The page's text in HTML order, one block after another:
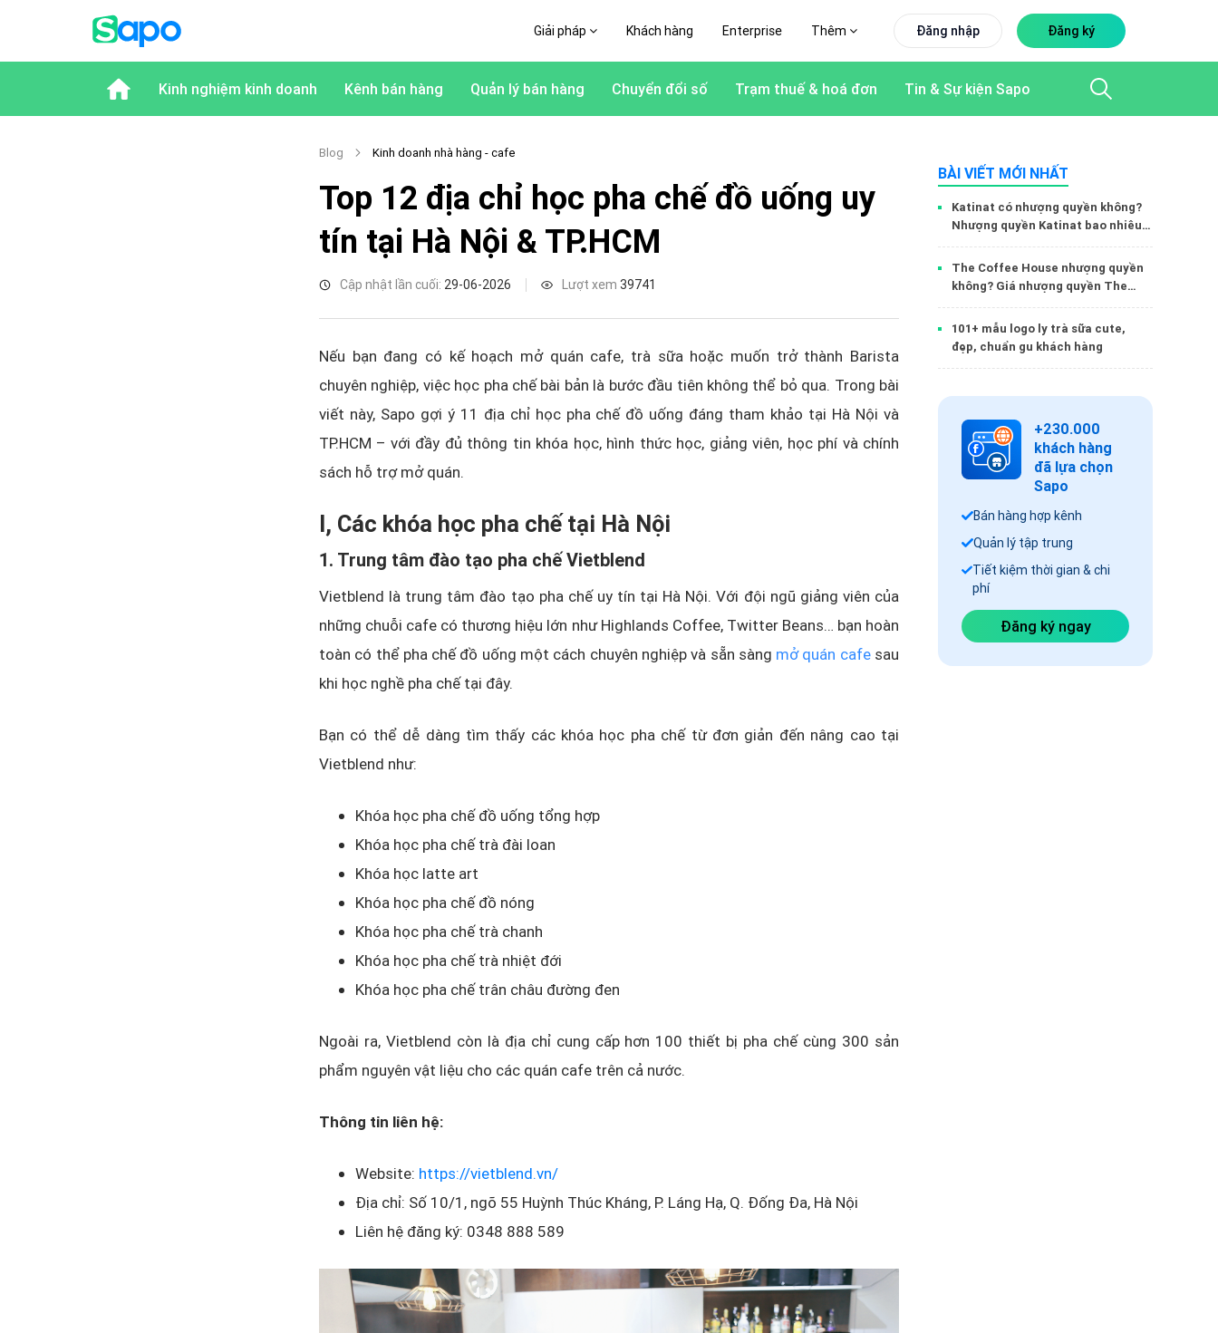
Giải pháp Khách hàng Enterprise Thêm Đăng nhập Đăng ký
Kinh nghiệm kinh doanh Kênh bán hàng Quản lý bán hàng Chuyển đổi số Trạm thuế & hoá đơn Tin & Sự kiện Sapo
BÀI VIẾT MỚI NHẤT
Katinat có nhượng quyền không?
Nhượng quyền Katinat bao nhiêu
tiền?
The Coffee House nhượng quyền
không? Giá nhượng quyền The
Coffee House
101+ mẫu logo ly trà sữa cute,
đẹp, chuẩn gu khách hàng
+230.000
khách hàng
đã lựa chọn
Sapo
Bán hàng hợp kênh
Quản lý tập trung
Tiết kiệm thời gian & chi
phí
Đăng ký ngay
Blog Kinh doanh nhà hàng - cafe
Top 12 địa chỉ học pha chế đồ uống uy
tín tại Hà Nội & TP.HCM
Cập nhật lần cuối: 29-06-2026 Lượt xem 39741
Nếu bạn đang có kế hoạch mở quán cafe, trà sữa hoặc muốn trở thành Barista
chuyên nghiệp, việc học pha chế bài bản là bước đầu tiên không thể bỏ qua. Trong bài
viết này, Sapo gợi ý 11 địa chỉ học pha chế đồ uống đáng tham khảo tại Hà Nội và
TP.HCM – với đầy đủ thông tin khóa học, hình thức học, giảng viên, học phí và chính
sách hỗ trợ mở quán.
I, Các khóa học pha chế tại Hà Nội
1. Trung tâm đào tạo pha chế Vietblend
Vietblend là trung tâm đào tạo pha chế uy tín tại Hà Nội. Với đội ngũ giảng viên của
những chuỗi cafe có thương hiệu lớn như Highlands Coffee, Twitter Beans… bạn hoàn
toàn có thể pha chế đồ uống một cách chuyên nghiệp và sẵn sàng mở quán cafesau
khi học nghề pha chế tại đây.
Bạn có thể dễ dàng tìm thấy các khóa học pha chế từ đơn giản đến nâng cao tại
Vietblend như:
Khóa học pha chế đồ uống tổng hợp
Khóa học pha chế trà đài loan
Khóa học latte art
Khóa học pha chế đồ nóng
Khóa học pha chế trà chanh
Khóa học pha chế trà nhiệt đới
Khóa học pha chế trân châu đường đen
Ngoài ra, Vietblend còn là địa chỉ cung cấp hơn 100 thiết bị pha chế cùng 300 sản
phẩm nguyên vật liệu cho các quán cafe trên cả nước.
Thông tin liên hệ:
Website: https://vietblend.vn/
Địa chỉ: Số 10/1, ngõ 55 Huỳnh Thúc Kháng, P. Láng Hạ, Q. Đống Đa, Hà Nội
Liên hệ đăng ký: 0348 888 589